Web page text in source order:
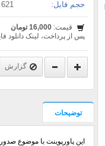
حجم فایل:
621 کیلوبایت
قیمت: 16,000 تومان
پس از پرداخت، لینک دانلود
گزارش
توضیحات
این پاورپوینت با موضوع